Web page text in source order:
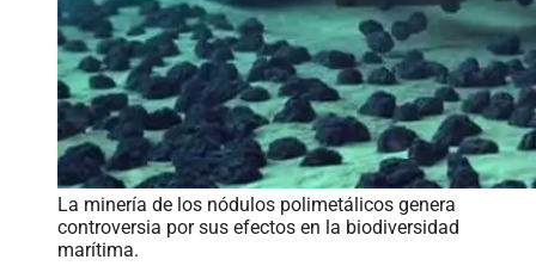
La minería de los nódulos polimetálicos genera
controversia por sus efectos en la biodiversidad
marítima.